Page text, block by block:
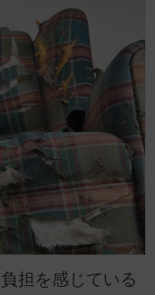
担を感じている